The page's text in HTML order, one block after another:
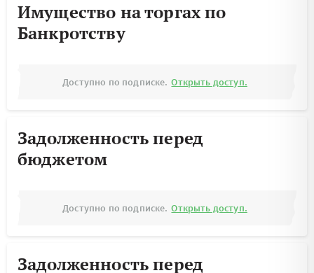
Имущество на торгах по
Банкротству
Доступно по подписке. Открыть доступ.
Задолженность перед
бюджетом
Доступно по подписке. Открыть доступ.
Задолженность перед